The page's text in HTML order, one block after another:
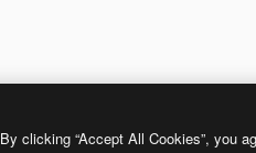
By clicking “Accept All Cookies”, you